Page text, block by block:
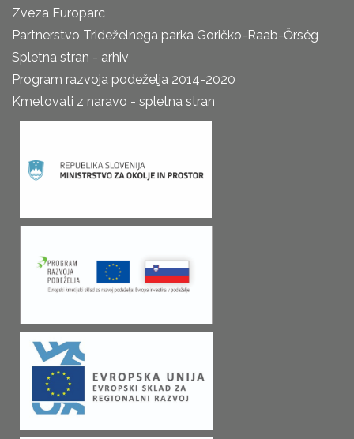
Zveza Europarc
Partnerstvo Trideželnega parka Goričko-Raab-Őrség
Spletna stran - arhiv
Program razvoja podeželja 2014-2020
Kmetovati z naravo - spletna stran